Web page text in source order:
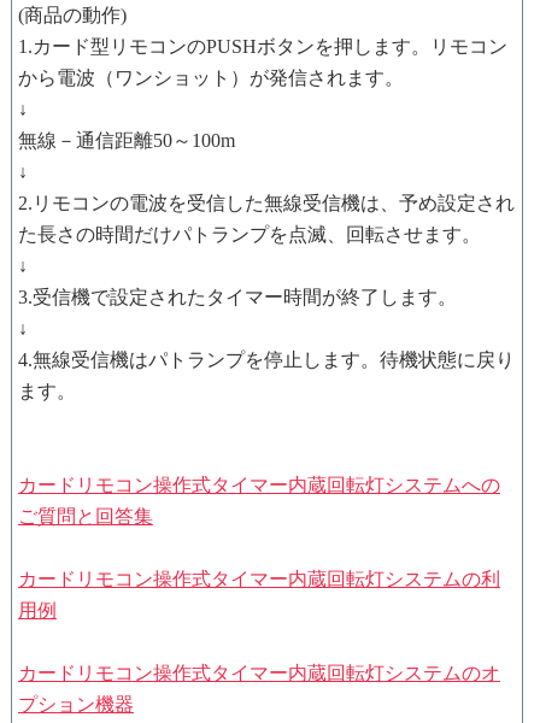
(商品の動作)
1.カード型リモコンのPUSHボタンを押します。リモコン
から電波（ワンショット）が発信されます。
↓
無線－通信距離50～100m
↓
2.リモコンの電波を受信した無線受信機は、予め設定され
た長さの時間だけパトランプを点滅、回転させます。
↓
3.受信機で設定されたタイマー時間が終了します。
↓
4.無線受信機はパトランプを停止します。待機状態に戻り
ます。
カードリモコン操作式タイマー内蔵回転灯システムへの
ご質問と回答集
カードリモコン操作式タイマー内蔵回転灯システムの利
用例
カードリモコン操作式タイマー内蔵回転灯システムのオ
プション機器